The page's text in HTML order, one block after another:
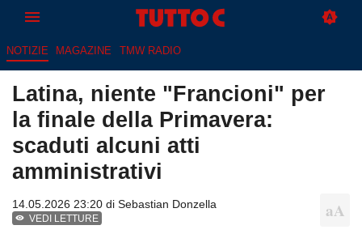
NOTIZIE MAGAZINE TMW RADIO
Latina, niente "Francioni" per
la finale della Primavera:
scaduti alcuni atti
amministrativi
14.05.2026 23:20 di Sebastian Donzella
VEDI LETTURE